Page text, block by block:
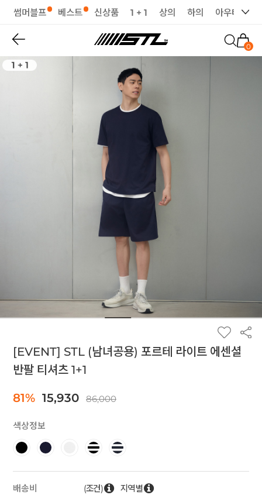
썸머블프 베스트 신상품 1 + 1 상의 하의 아우터
0
[EVENT] STL (남녀공용) 포르테 라이트 에센셜
반팔 티셔츠 1+1
81% 15,930 86,000
색상정보
배송비 (조건) 지역별